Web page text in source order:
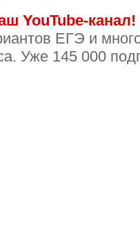
YouTube-канал!
ЕГЭ и
Уже 145 000